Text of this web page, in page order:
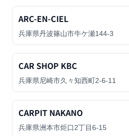
ARC-EN-CIEL
兵庫県丹波篠山市牛ケ瀬144-3
CAR SHOP KBC
兵庫県尼崎市久々知西町2-6-11
CARPIT NAKANO
兵庫県洲本市炬口2丁目6-15